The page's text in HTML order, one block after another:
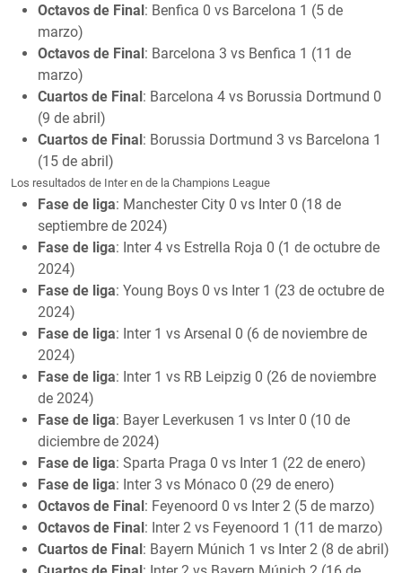
Octavos de Final: Benfica 0 vs Barcelona 1 (5 de
marzo)
Octavos de Final: Barcelona 3 vs Benfica 1 (11 de
marzo)
Cuartos de Final: Barcelona 4 vs Borussia Dortmund 0
(9 de abril)
Cuartos de Final: Borussia Dortmund 3 vs Barcelona 1
(15 de abril)
Los resultados de Inter en de la Champions League
Fase de liga: Manchester City 0 vs Inter 0 (18 de
septiembre de 2024)
Fase de liga: Inter 4 vs Estrella Roja 0 (1 de octubre de
2024)
Fase de liga: Young Boys 0 vs Inter 1 (23 de octubre de
2024)
Fase de liga: Inter 1 vs Arsenal 0 (6 de noviembre de
2024)
Fase de liga: Inter 1 vs RB Leipzig 0 (26 de noviembre
de 2024)
Fase de liga: Bayer Leverkusen 1 vs Inter 0 (10 de
diciembre de 2024)
Fase de liga: Sparta Praga 0 vs Inter 1 (22 de enero)
Fase de liga: Inter 3 vs Mónaco 0 (29 de enero)
Octavos de Final: Feyenoord 0 vs Inter 2 (5 de marzo)
Octavos de Final: Inter 2 vs Feyenoord 1 (11 de marzo)
Cuartos de Final: Bayern Múnich 1 vs Inter 2 (8 de abril)